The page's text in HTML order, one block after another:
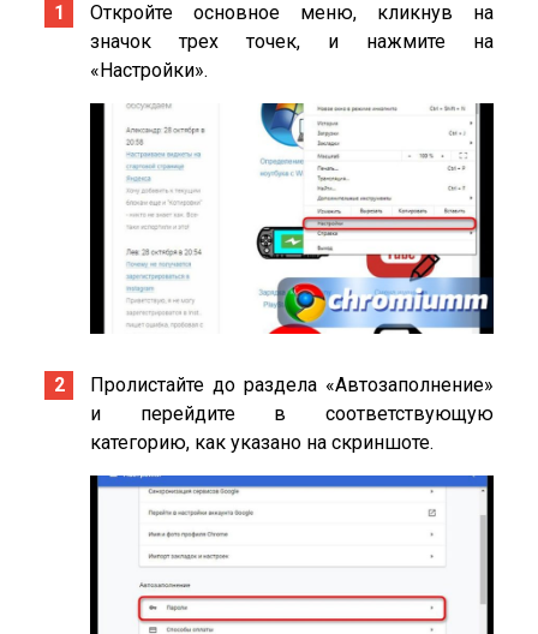
Откройте основное меню, кликнув на
значок трех точек, и нажмите на
«Настройки».
Пролистайте до раздела «Автозаполнение»
и перейдите в соответствующую
категорию, как указано на скриншоте.